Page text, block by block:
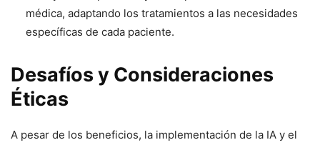
médica, adaptando los tratamientos a las necesidades
específicas de cada paciente.
Desafíos y Consideraciones
Éticas
A pesar de los beneficios, la implementación de la IA y el